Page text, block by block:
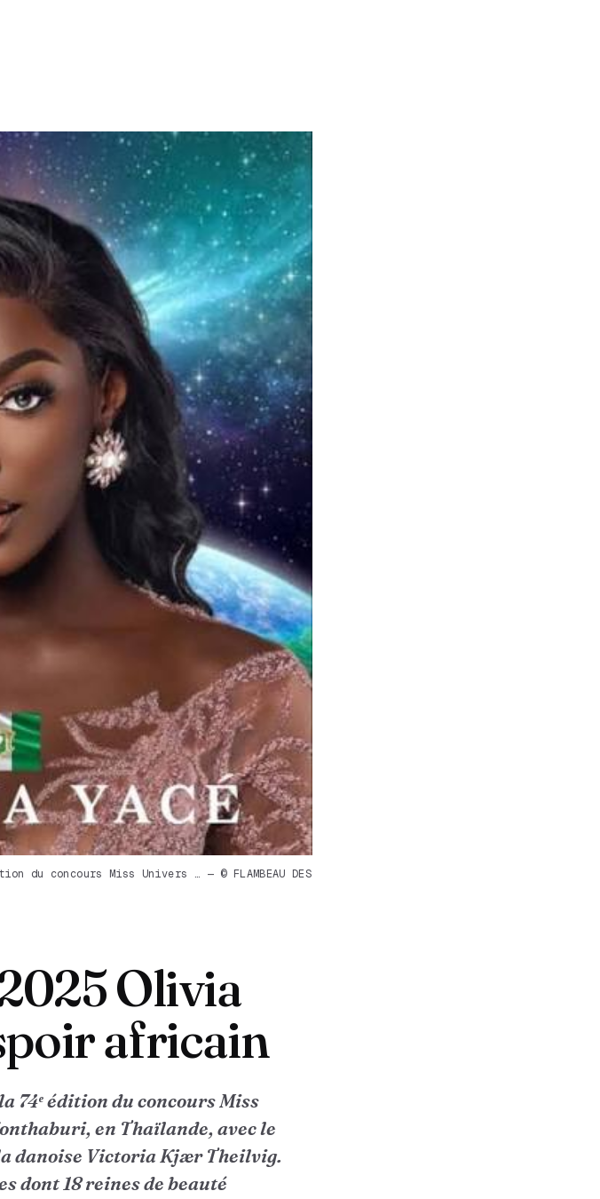
du concours Miss Univers … — © FLAMBEAU DES
Olivia
africain
74ᵉ édition du concours Miss
en Thaïlande, avec le
danoise Victoria Kjær Theilvig.
dont 18 reines de beauté